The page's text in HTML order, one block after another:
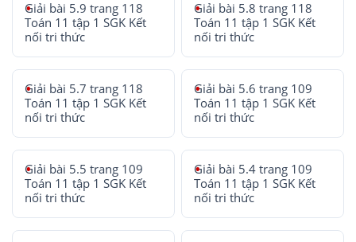
Giải bài 5.9 trang 118
Toán 11 tập 1 SGK Kết
nối tri thức
Giải bài 5.8 trang 118
Toán 11 tập 1 SGK Kết
nối tri thức
Giải bài 5.7 trang 118
Toán 11 tập 1 SGK Kết
nối tri thức
Giải bài 5.6 trang 109
Toán 11 tập 1 SGK Kết
nối tri thức
Giải bài 5.5 trang 109
Toán 11 tập 1 SGK Kết
nối tri thức
Giải bài 5.4 trang 109
Toán 11 tập 1 SGK Kết
nối tri thức